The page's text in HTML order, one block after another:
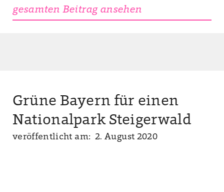
gesamten Beitrag ansehen
Grüne Bayern für einen
Nationalpark Steigerwald
veröffentlicht am: 2. August 2020